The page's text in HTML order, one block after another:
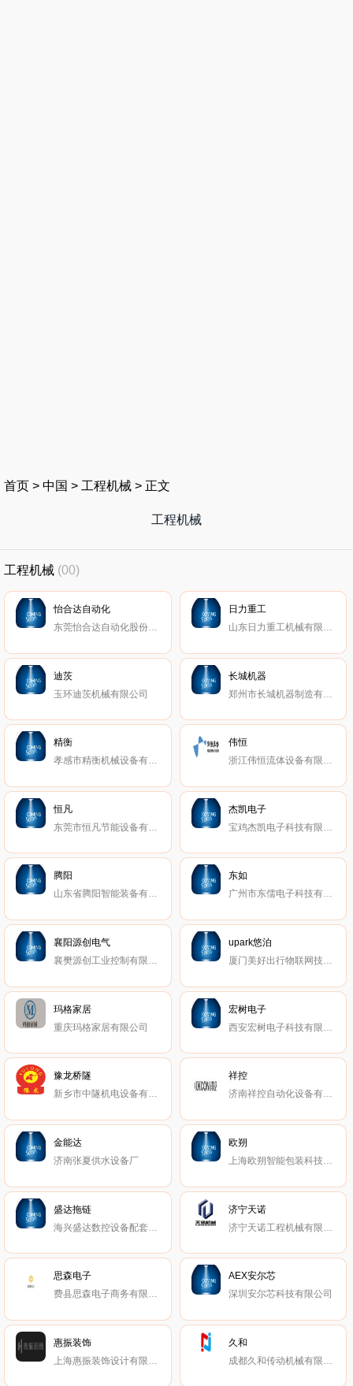
首页 > 中国 > 工程机械 > 正文
工程机械
工程机械 (00)
怡合达自动化
东莞怡合达自动化股份有限公司
日力重工
山东日力重工机械有限责任公司
迪茨
玉环迪茨机械有限公司
长城机器
精衡
孝感市精衡机械设备有限公司
伟恒
浙江伟恒流体设备有限公司
恒凡
东莞市恒凡节能设备有限公司
杰凯电子
腾阳
山东省腾阳智能装备有限公司
东如
广州市东儒电子科技有限公司
襄阳源创电气
襄樊源创工业控制有限公司
upark悠泊
厦门美好出行物联网技术有限公司
玛格家居
重庆玛格家居有限公司
宏树电子
豫龙桥隧
新乡市中隧机电设备有限公司
祥控
济南祥控自动化设备有限公司
金能达
济南张夏供水设备厂
欧朔
上海欧朔智能包装科技有限公司
盛达拖链
济宁天诺
思森电子
费县思森电子商务有限公司
AEX安尔芯
深圳安尔芯科技有限公司
惠振装饰
上海惠振装饰设计有限公司
久和
成都久和传动机械有限责任公司